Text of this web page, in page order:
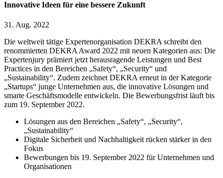
Innovative Ideen für eine bessere Zukunft
31. Aug. 2022
Die weltweit tätige Expertenorganisation DEKRA schreibt den
renommierten DEKRA Award 2022 mit neuen Kategorien aus: Die
Expertenjury prämiert jetzt herausragende Leistungen und Best
Practices in den Bereichen „Safety“, „Security“ und
„Sustainability“. Zudem zeichnet DEKRA erneut in der Kategorie
„Startups“ junge Unternehmen aus, die innovative Lösungen und
smarte Geschäftsmodelle entwickeln. Die Bewerbungsfrist läuft bis
zum 19. September 2022.
Lösungen aus den Bereichen „Safety“, „Security“,
„Sustainability“
Digitale Sicherheit und Nachhaltigkeit rücken stärker in den
Fokus
Bewerbungen bis 19. September 2022 für Unternehmen und
Organisationen